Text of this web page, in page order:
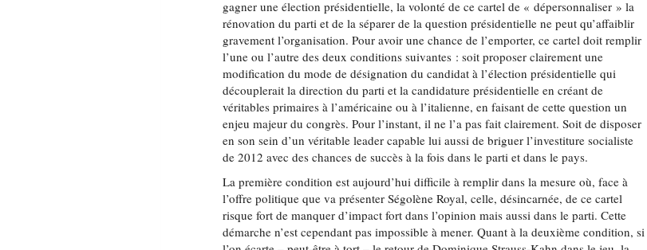
gagner une élection présidentielle, la volonté de ce cartel de « dépersonnaliser » la
rénovation du parti et de la séparer de la question présidentielle ne peut qu’affaiblir
gravement l’organisation. Pour avoir une chance de l’emporter, ce cartel doit remplir
l’une ou l’autre des deux conditions suivantes : soit proposer clairement une
modification du mode de désignation du candidat à l’élection présidentielle qui
découplerait la direction du parti et la candidature présidentielle en créant de
véritables primaires à l’américaine ou à l’italienne, en faisant de cette question un
enjeu majeur du congrès. Pour l’instant, il ne l’a pas fait clairement. Soit de disposer
en son sein d’un véritable leader capable lui aussi de briguer l’investiture socialiste
de 2012 avec des chances de succès à la fois dans le parti et dans le pays.
La première condition est aujourd’hui difficile à remplir dans la mesure où, face à
l’offre politique que va présenter Ségolène Royal, celle, désincarnée, de ce cartel
risque fort de manquer d’impact fort dans l’opinion mais aussi dans le parti. Cette
démarche n’est cependant pas impossible à mener. Quant à la deuxième condition, si